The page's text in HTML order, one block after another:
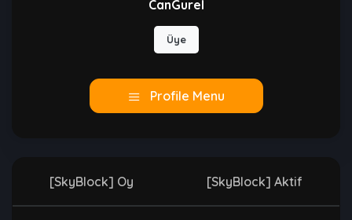
CanGurel
Üye
Profile Menu
[SkyBlock] Oy [SkyBlock] Aktif